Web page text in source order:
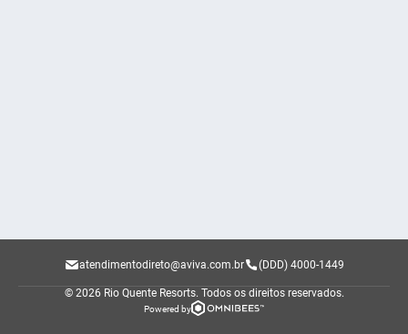
atendimentodireto@aviva.com.br (DDD) 4000-1449
© 2026 Rio Quente Resorts. Todos os direitos reservados.
Powered by